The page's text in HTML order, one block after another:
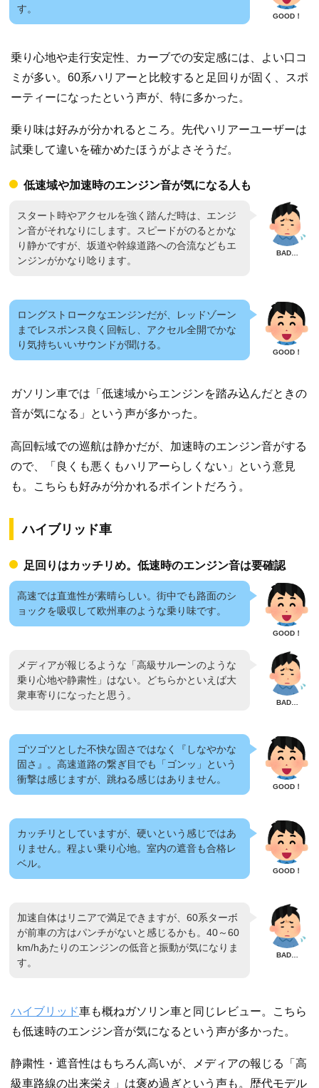
す。
乗り心地や走行安定性、カーブでの安定感には、よい口コ
ミが多い。60系ハリアーと比較すると足回りが固く、スポ
ーティーになったという声が、特に多かった。
乗り味は好みが分かれるところ。先代ハリアーユーザーは
試乗して違いを確かめたほうがよさそうだ。
低速域や加速時のエンジン音が気になる人も
スタート時やアクセルを強く踏んだ時は、エンジ
ン音がそれなりにします。スピードがのるとかな
り静かですが、坂道や幹線道路への合流などもエ
ンジンがかなり唸ります。
ロングストロークなエンジンだが、レッドゾーン
までレスポンス良く回転し、アクセル全開でかな
り気持ちいいサウンドが聞ける。
ガソリン車では「低速域からエンジンを踏み込んだときの
音が気になる」という声が多かった。
高回転域での巡航は静かだが、加速時のエンジン音がする
ので、「良くも悪くもハリアーらしくない」という意見
も。こちらも好みが分かれるポイントだろう。
ハイブリッド車
足回りはカッチリめ。低速時のエンジン音は要確認
高速では直進性が素晴らしい。街中でも路面のシ
ョックを吸収して欧州車のような乗り味です。
メディアが報じるような「高級サルーンのような
乗り心地や静粛性」はない。どちらかといえば大
衆車寄りになったと思う。
ゴツゴツとした不快な固さではなく『しなやかな
固さ』。高速道路の繋ぎ目でも「ゴンッ」という
衝撃は感じますが、跳ねる感じはありません。
カッチリとしていますが、硬いという感じではあ
りません。程よい乗り心地。室内の遮音も合格レ
ベル。
加速自体はリニアで満足できますが、60系ターボ
が前車の方はパンチがないと感じるかも。40～60
km/hあたりのエンジンの低音と振動が気になりま
す。
ハイブリッド車も概ねガソリン車と同じレビュー。こちら
も低速時のエンジン音が気になるという声が多かった。
静粛性・遮音性はもちろん高いが、メディアの報じる「高
級車路線の出来栄え」は褒め過ぎという声も。歴代モデル